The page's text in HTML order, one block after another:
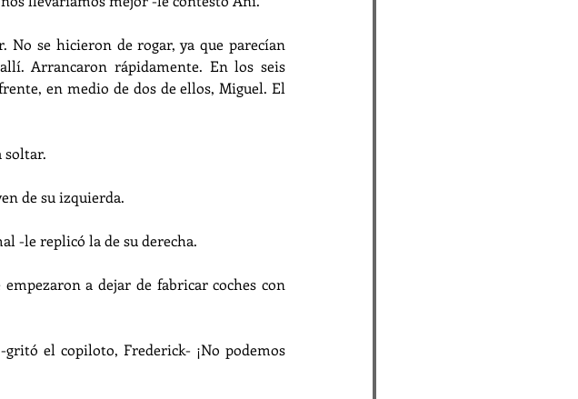
se hicieron de rogar, ya que parecían
Arrancaron rápidamente. En los seis
en medio de dos de ellos, Miguel. El
soltar.
de su izquierda.
-le replicó la de su derecha.
a dejar de fabricar coches con
el copiloto, Frederick- ¡No podemos